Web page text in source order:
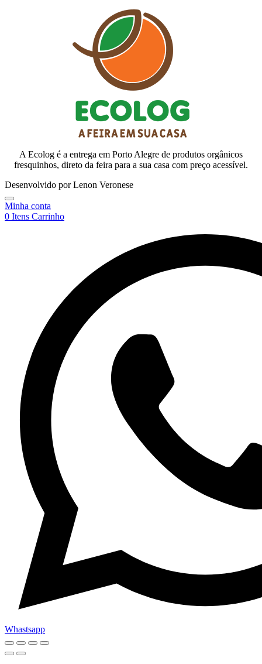
A Ecolog é a entrega em Porto Alegre de produtos orgânicos
fresquinhos, direto da feira para a sua casa com preço acessível.
Desenvolvido por Lenon Veronese
Minha conta
0 Itens Carrinho
Whastsapp